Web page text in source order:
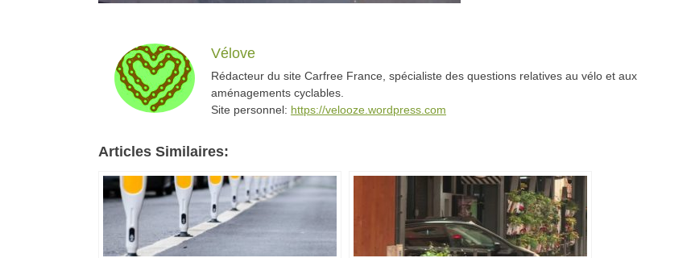
Vélove
Rédacteur du site Carfree France, spécialiste des questions relatives au vélo et aux
aménagements cyclables.
Site personnel: https://velooze.wordpress.com
Articles Similaires: